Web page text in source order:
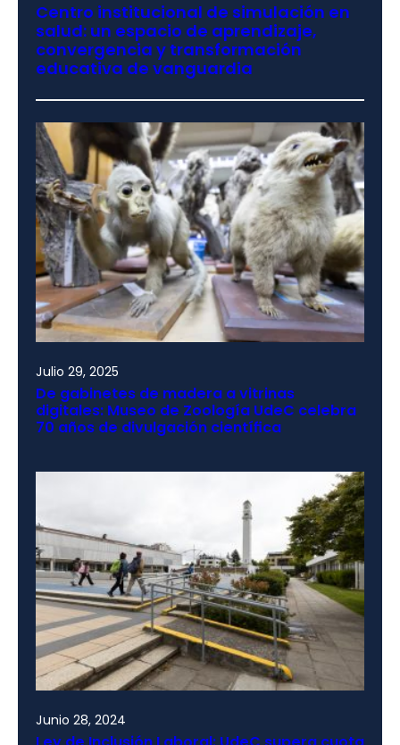
Centro institucional de simulación en
salud: un espacio de aprendizaje,
convergencia y transformación
educativa de vanguardia
Julio 29, 2025
De gabinetes de madera a vitrinas
digitales: Museo de Zoología UdeC celebra
70 años de divulgación científica
Junio 28, 2024